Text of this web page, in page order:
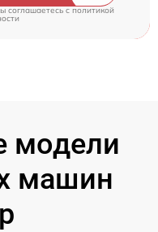
соглашаетесь cполитикой
модели
машин